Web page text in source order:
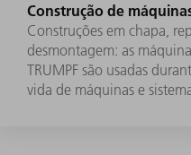
Construção de
Construções em chapa,
desmontagem: as
TRUMPF são usadas
vida de máquinas e